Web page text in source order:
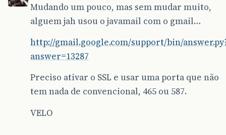
Mudando um pouco, mas sem mudar muito,
alguem jah usou o javamail com o gmail…
http://gmail.google.com/support/bin/
answer=13287
Preciso ativar o SSL e usar uma porta que não
tem nada de convencional, 465 ou 587.
VELO